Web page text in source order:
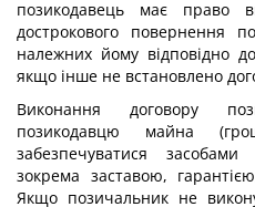
позикодавець має право
дострокового повернення
належних йому відповідно
якщо інше не встановлено
Виконання договору
позикодавцю майна
забезпечуватися засобами
зокрема заставою,
Якщо позичальник не